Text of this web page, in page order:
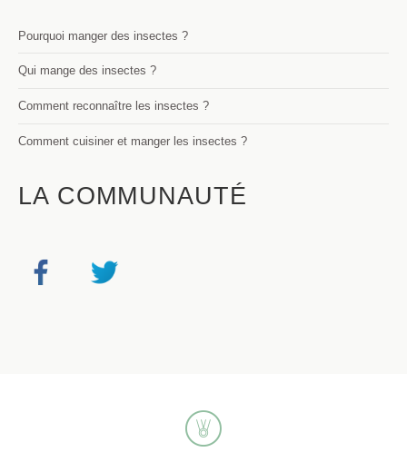
Pourquoi manger des insectes ?
Qui mange des insectes ?
Comment reconnaître les insectes ?
Comment cuisiner et manger les insectes ?
LA COMMUNAUTÉ